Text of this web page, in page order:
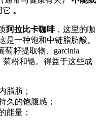
它 。
阿拉比卡咖啡，这里的咖
是一种饱和中链脂肪酸。
籽提取物、garcinia
菊粉和铬。得益于这些成
脂肪；
久的饱腹感；
能量；